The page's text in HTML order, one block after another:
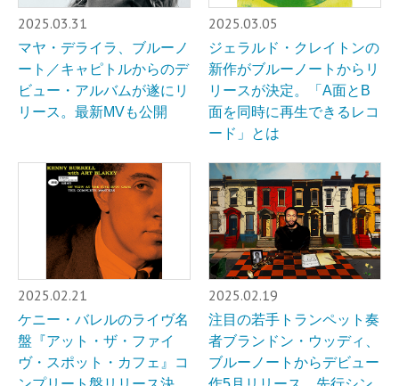
2025.03.31
マヤ・デライラ、ブルーノ
ート／キャピトルからのデ
ビュー・アルバムが遂にリ
リース。最新MVも公開
2025.03.05
ジェラルド・クレイトンの
新作がブルーノートからリ
リースが決定。「A面とB
面を同時に再生できるレコ
ード」とは
2025.02.21
ケニー・バレルのライヴ名
盤『アット・ザ・ファイ
ヴ・スポット・カフェ』コ
2025.02.19
注目の若手トランペット奏
者ブランドン・ウッディ、
ブルーノートからデビュー